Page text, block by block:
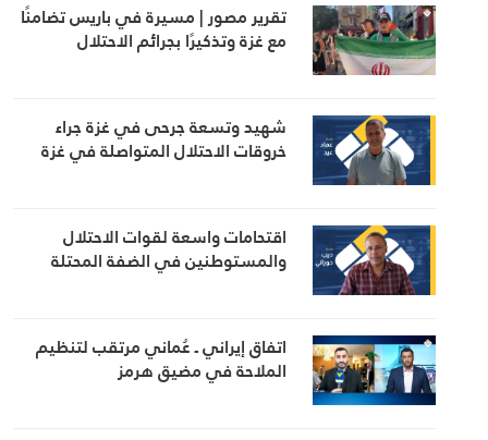
تقرير مصور | مسيرة في باريس تضامنًا
مع غزة وتذكيرًا بجرائم الاحتلال
شهيد وتسعة جرحى في غزة جراء
خروقات الاحتلال المتواصلة في غزة
اقتحامات واسعة لقوات الاحتلال
والمستوطنين في الضفة المحتلة
اتفاق إيراني ـ عُماني مرتقب لتنظيم
الملاحة في مضيق هرمز